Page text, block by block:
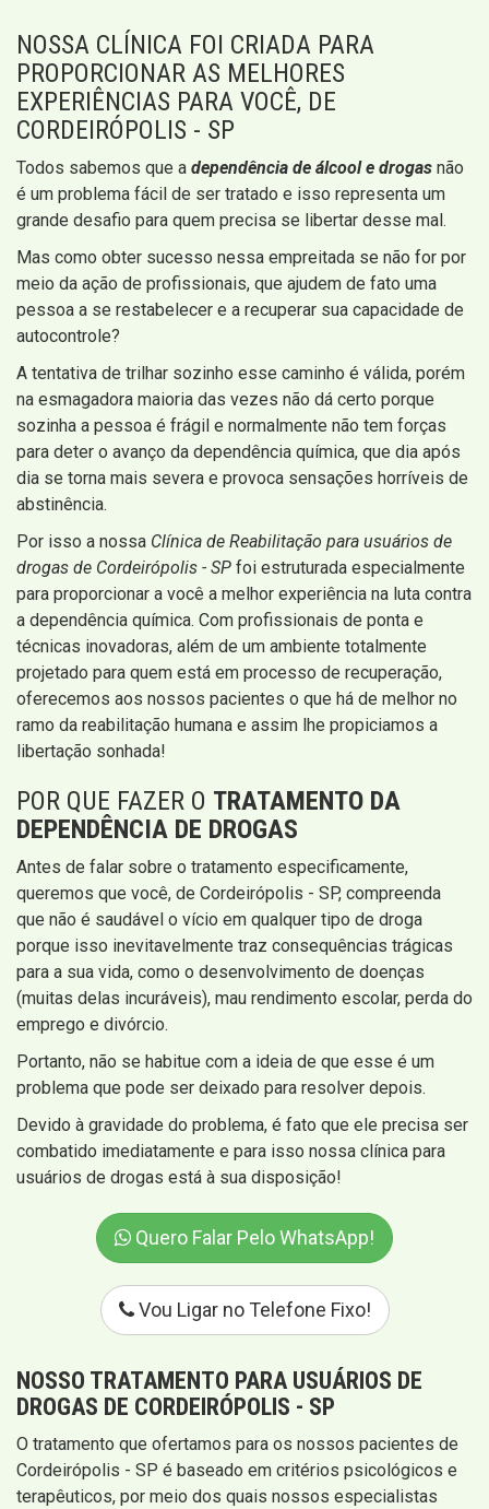
NOSSA CLÍNICA FOI CRIADA PARA
PROPORCIONAR AS MELHORES
EXPERIÊNCIAS PARA VOCÊ, DE
CORDEIRÓPOLIS - SP
Todos sabemos que a dependência de álcool e drogas não
é um problema fácil de ser tratado e isso representa um
grande desafio para quem precisa se libertar desse mal.
Mas como obter sucesso nessa empreitada se não for por
meio da ação de profissionais, que ajudem de fato uma
pessoa a se restabelecer e a recuperar sua capacidade de
autocontrole?
A tentativa de trilhar sozinho esse caminho é válida, porém
na esmagadora maioria das vezes não dá certo porque
sozinha a pessoa é frágil e normalmente não tem forças
para deter o avanço da dependência química, que dia após
dia se torna mais severa e provoca sensações horríveis de
abstinência.
Por isso a nossa Clínica de Reabilitação para usuários de
drogas de Cordeirópolis - SP foi estruturada especialmente
para proporcionar a você a melhor experiência na luta contra
a dependência química. Com profissionais de ponta e
técnicas inovadoras, além de um ambiente totalmente
projetado para quem está em processo de recuperação,
oferecemos aos nossos pacientes o que há de melhor no
ramo da reabilitação humana e assim lhe propiciamos a
libertação sonhada!
POR QUE FAZER O TRATAMENTO DA
DEPENDÊNCIA DE DROGAS
Antes de falar sobre o tratamento especificamente,
queremos que você, de Cordeirópolis - SP, compreenda
que não é saudável o vício em qualquer tipo de droga
porque isso inevitavelmente traz consequências trágicas
para a sua vida, como o desenvolvimento de doenças
(muitas delas incuráveis), mau rendimento escolar, perda do
emprego e divórcio.
Portanto, não se habitue com a ideia de que esse é um
problema que pode ser deixado para resolver depois.
Devido à gravidade do problema, é fato que ele precisa ser
combatido imediatamente e para isso nossa clínica para
usuários de drogas está à sua disposição!
Quero Falar Pelo WhatsApp!
Vou Ligar no Telefone Fixo!
NOSSO TRATAMENTO PARA USUÁRIOS DE
DROGAS DE CORDEIRÓPOLIS - SP
O tratamento que ofertamos para os nossos pacientes de
Cordeirópolis - SP é baseado em critérios psicológicos e
terapêuticos, por meio dos quais nossos especialistas